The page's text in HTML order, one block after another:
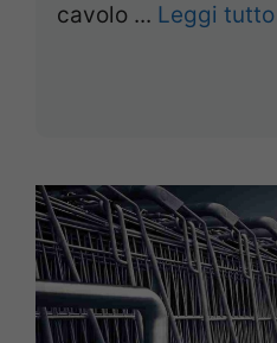
cavolo ... Leggi tutto